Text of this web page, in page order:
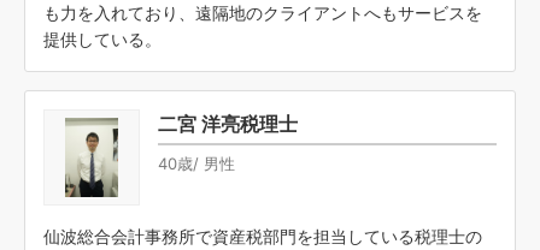
も力を入れており、遠隔地のクライアントへもサービスを
提供している。
二宮 洋亮税理士
40歳/ 男性
仙波総合会計事務所で資産税部門を担当している税理士の